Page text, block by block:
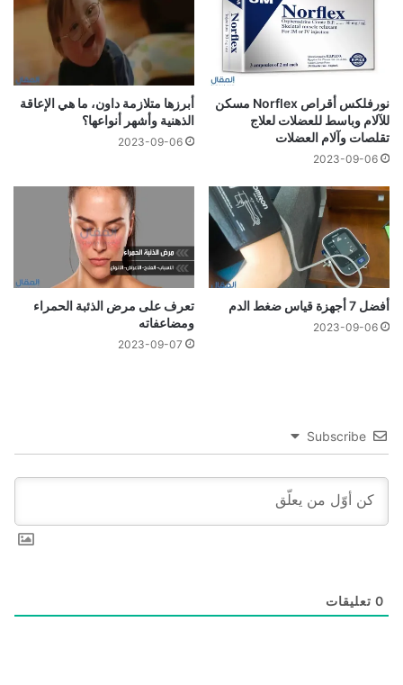
نورفلكس أقراص Norflex مسكن
للآلام وباسط للعضلات لعلاج
تقلصات وآلام العضلات
2023-09-06
أبرزها متلازمة داون، ما هي الإعاقة
الذهنية وأشهر أنواعها؟
2023-09-06
أفضل 7 أجهزة قياس ضغط الدم
2023-09-06
تعرف على مرض الذئبة الحمراء
ومضاعفاته
2023-09-07
Subscribe
0 تعليقات